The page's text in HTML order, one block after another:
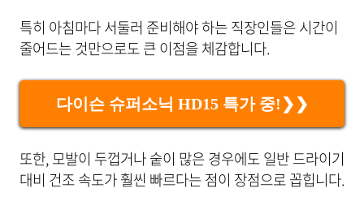
특히 아침마다 서둘러 준비해야 하는 직장인들은 시간이
줄어드는 것만으로도 큰 이점을 체감합니다.
다이슨 슈퍼소닉 HD15 특가 중!❯❯
또한, 모발이 두껍거나 숱이 많은 경우에도 일반 드라이기
대비 건조 속도가 훨씬 빠르다는 점이 장점으로 꼽힙니다.